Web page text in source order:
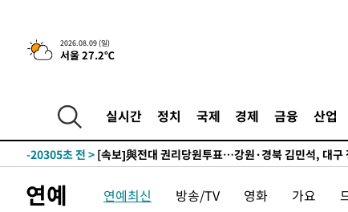
2026.08.09 (일)
서울 27.2℃
실시간 정치 국제 경제 금융 산업
-25155초 전 >태풍 돌핀, 중 저장성 타이저우시 해안에 상륙 (1보)
-22501초 전 > AT마드리드 데뷔 앞둔 이강인, 맨시티전 선발 대신 '벤
44.40%
-20465초 전 >
與 강원·TK 당원투표 합산 김민석 46.01%로 승리…정
44.53%
-20305초 전 >
-20112초 전 > [속보]與 당대표 경선, 경북 권리당원 투표 김민석
46.35%
-19811초 전 >
[속보]與 당대표 경선, 강원 권리당원 투표 김민석 승
연예 연예최신 방송/TV 영화 가요